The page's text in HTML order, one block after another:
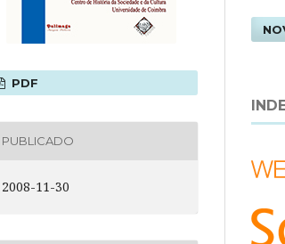
PDF
PUBLICADO
2008-11-30